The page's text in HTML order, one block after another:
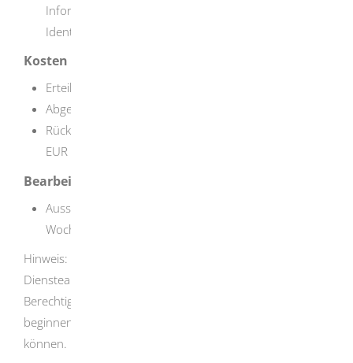
Informationssicherheit (BSI) (nur
Identifizierungsdiensteanbieter)
Kosten
Erteilung einer Berechtigung: EUR 102,00
Abgelehnter Antrag auf Berechtigung: EUR 80,00
Rücknahme oder den Widerruf einer Berechtigung:
EUR 115,00
Bearbeitungsdauer
Ausstellung eines Berechtigungszertifikates: 1 bis 2
Wochen
Hinweis: Die Vertragsverhandlungen zwischen Ihnen als
Diensteanbieter und dem
Berechtigungszertifikateanbieter sollten frühzeitig
beginnen, damit Sie das Zertifikat rechtzeitig nutzen
können.